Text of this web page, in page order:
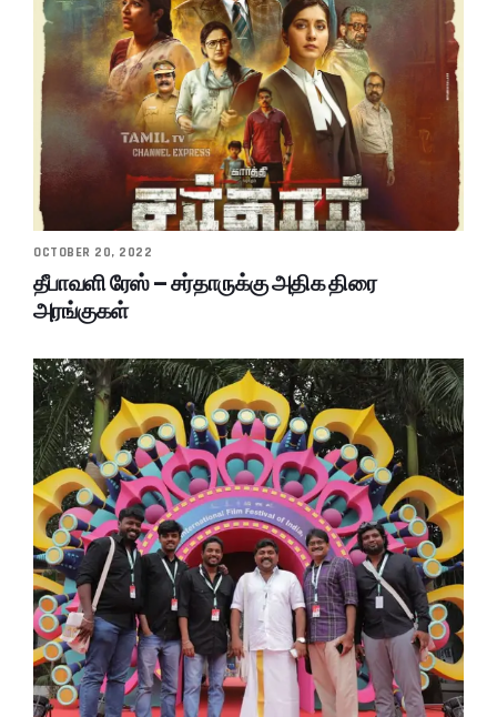
OCTOBER 20, 2022
தீபாவளி ரேஸ் – சர்தாருக்கு அதிக திரை
அரங்குகள்